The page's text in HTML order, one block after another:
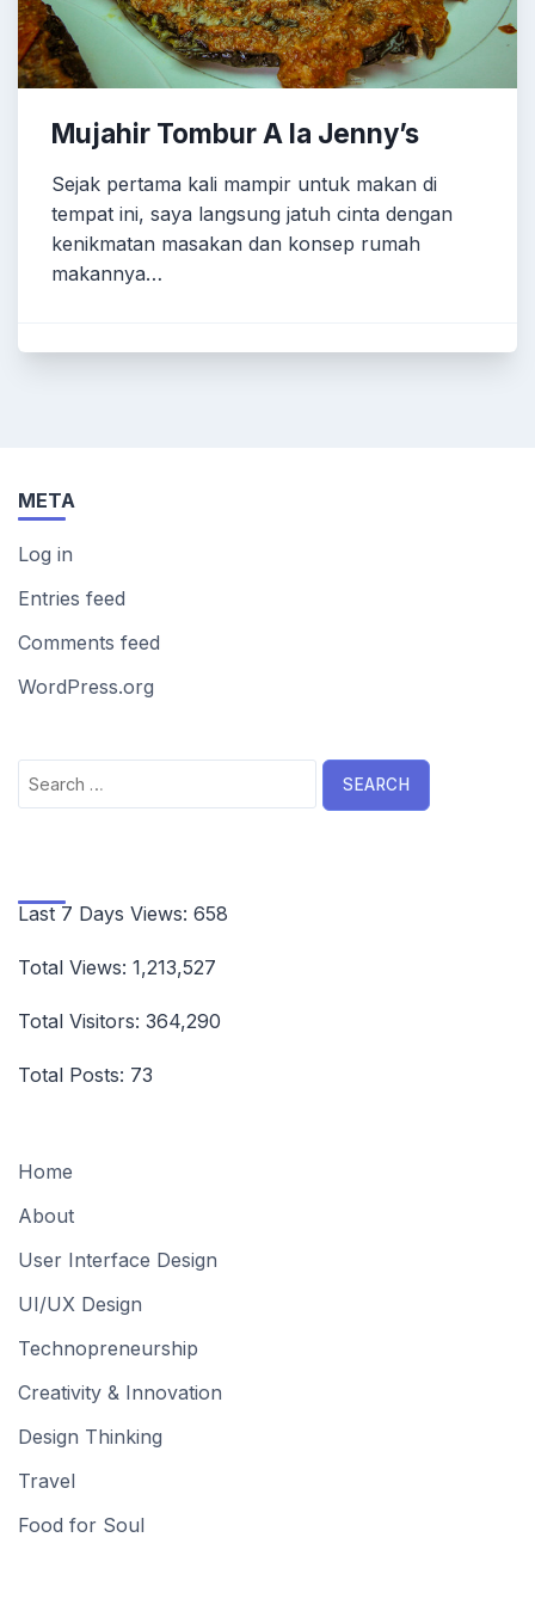
Mujahir Tombur A la Jenny’s
Sejak pertama kali mampir untuk makan di
tempat ini, saya langsung jatuh cinta dengan
kenikmatan masakan dan konsep rumah
makannya…
META
Log in
Entries feed
Comments feed
WordPress.org
Search
for:
Last 7 Days Views: 658
Total Views: 1,213,527
Total Visitors: 364,290
Total Posts: 73
Home
About
User Interface Design
UI/UX Design
Technopreneurship
Creativity & Innovation
Design Thinking
Travel
Food for Soul